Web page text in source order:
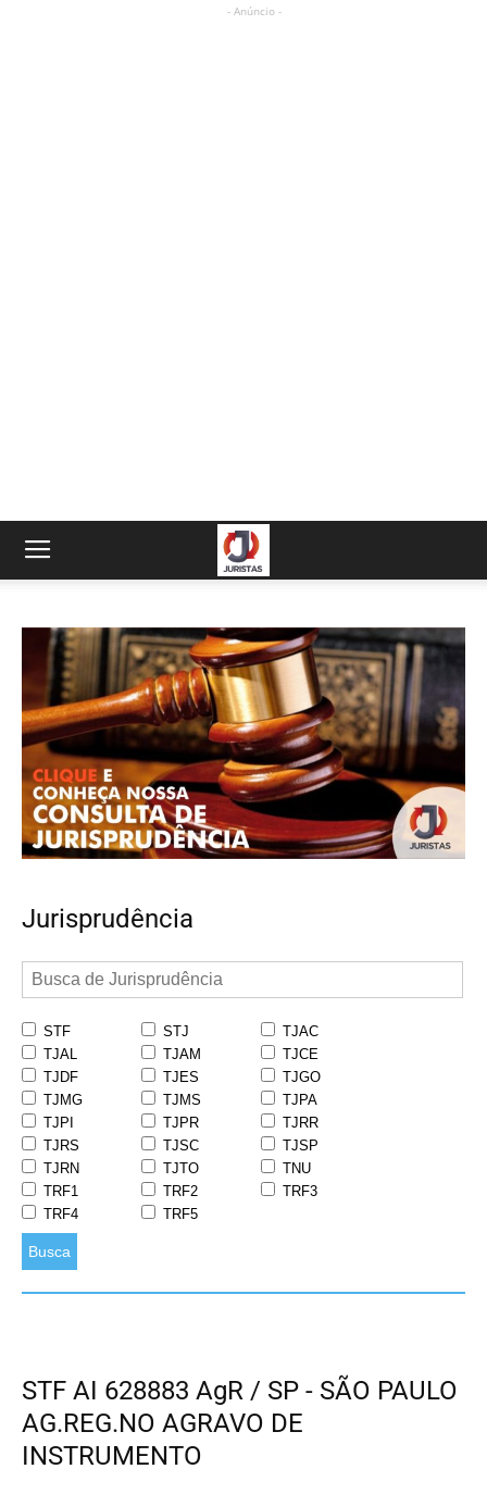
- Anúncio -
Jurisprudência
STF STJ
TJAC
TJAL
TJAM
TJCE
TJDF
TJES
TJGO
TJMG
TJMS
TJPA
TJPI
TJPR
TJRR
TJRS
TJSC
TJSP
TJRN
TJTO
TNU
TRF1
TRF2
TRF3
TRF4
TRF5
Busca
STF AI 628883 AgR / SP - SÃO PAULO
AG.REG.NO AGRAVO DE
INSTRUMENTO